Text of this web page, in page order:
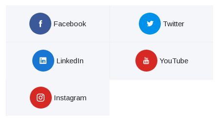
Facebook Twitter
LinkedIn YouTube
Instagram